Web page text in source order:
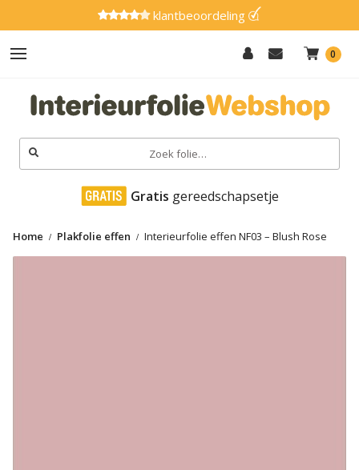
klantbeoordeling
0
Zoeken
naar:
Hout
Effen
Marmer
Glitter
Gratis gereedschapsetje
Home Plakfolie effen Interieurfolie effen NF03 – Blush Rose